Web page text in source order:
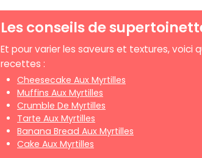
Les conseils de
Et pour varier les saveurs et textures, voici
recettes :
Cheesecake Aux Myrtilles
Muffins Aux Myrtilles
Crumble De Myrtilles
Tarte Aux Myrtilles
Banana Bread Aux Myrtilles
Cake Aux Myrtilles